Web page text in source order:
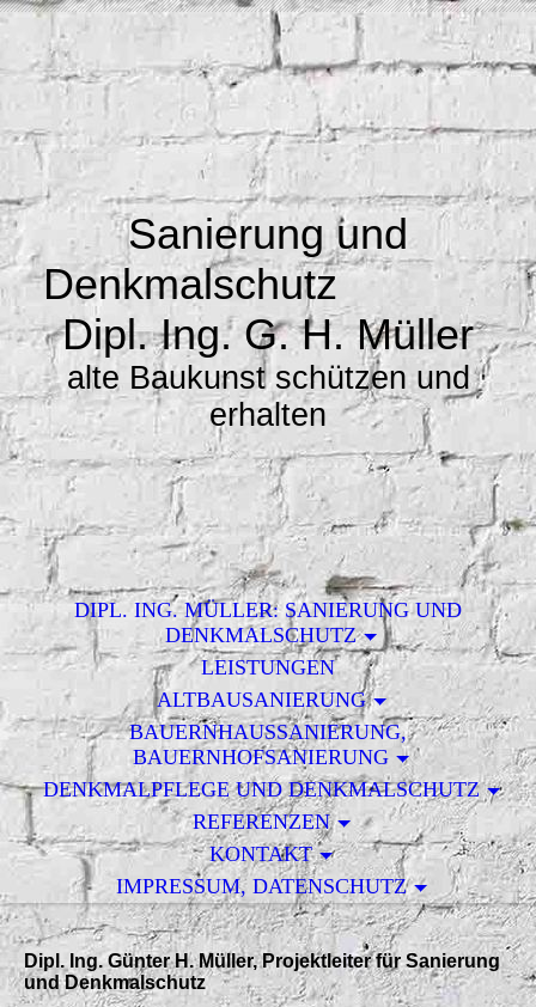
Sanierung und
Denkmalschutz
Dipl. Ing. G. H. Müller
alte Baukunst schützen und
erhalten
DIPL. ING. MÜLLER: SANIERUNG UND
DENKMALSCHUTZ
LEISTUNGEN
ALTBAUSANIERUNG
BAUERNHAUSSANIERUNG,
BAUERNHOFSANIERUNG
DENKMALPFLEGE UND DENKMALSCHUTZ
REFERENZEN
KONTAKT
IMPRESSUM, DATENSCHUTZ
Dipl. Ing. Günter H. Müller, Projektleiter für Sanierung
und Denkmalschutz